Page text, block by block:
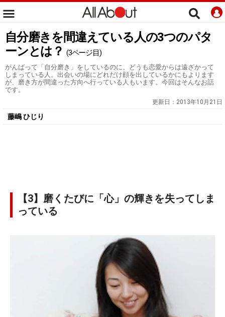
自分磨きを間違えている人の3つのパタ
ーンとは？ (3ページ目)
がんばって「自分磨き」をしているのに、どうも恋愛からは遠ざかって
しまっている人。出会いの場にどれだけ顔を出しているかにもよります
が、磨き方が間違った方向へ行っている人もいます。今回はそんなお話
です。
更新日： 2013年10月21日
藤嶋 ひじり
【3】磨くたびに「心」の輝きを失ってしま
っている